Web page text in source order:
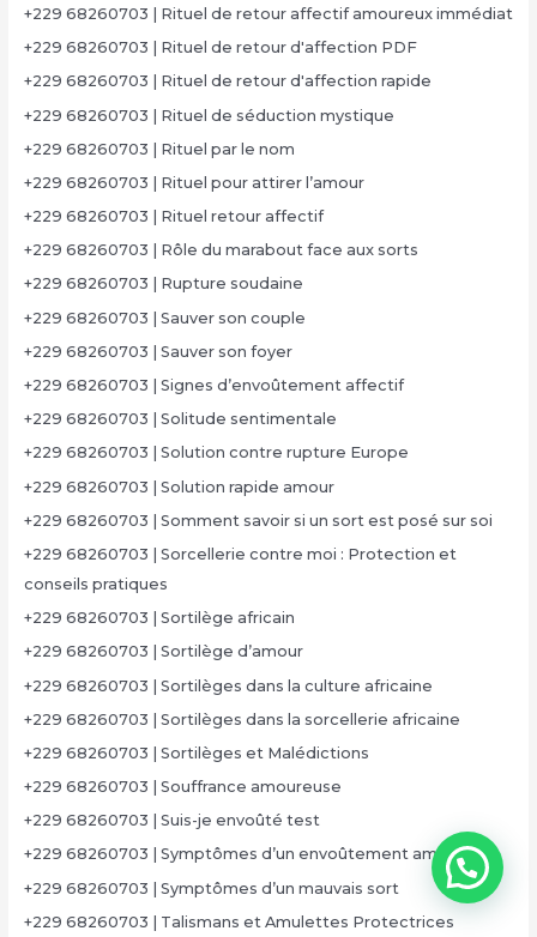
+229 68260703 | Rituel de retour affectif amoureux immédiat
+229 68260703 | Rituel de retour d'affection PDF
+229 68260703 | Rituel de retour d'affection rapide
+229 68260703 | Rituel de séduction mystique
+229 68260703 | Rituel par le nom
+229 68260703 | Rituel pour attirer l’amour
+229 68260703 | Rituel retour affectif
+229 68260703 | Rôle du marabout face aux sorts
+229 68260703 | Rupture soudaine
+229 68260703 | Sauver son couple
+229 68260703 | Sauver son foyer
+229 68260703 | Signes d’envoûtement affectif
+229 68260703 | Solitude sentimentale
+229 68260703 | Solution contre rupture Europe
+229 68260703 | Solution rapide amour
+229 68260703 | Somment savoir si un sort est posé sur soi
+229 68260703 | Sorcellerie contre moi : Protection et
conseils pratiques
+229 68260703 | Sortilège africain
+229 68260703 | Sortilège d’amour
+229 68260703 | Sortilèges dans la culture africaine
+229 68260703 | Sortilèges dans la sorcellerie africaine
+229 68260703 | Sortilèges et Malédictions
+229 68260703 | Souffrance amoureuse
+229 68260703 | Suis-je envoûté test
+229 68260703 | Symptômes d’un envoûtement amoureux
+229 68260703 | Symptômes d’un mauvais sort
+229 68260703 | Talismans et Amulettes Protectrices